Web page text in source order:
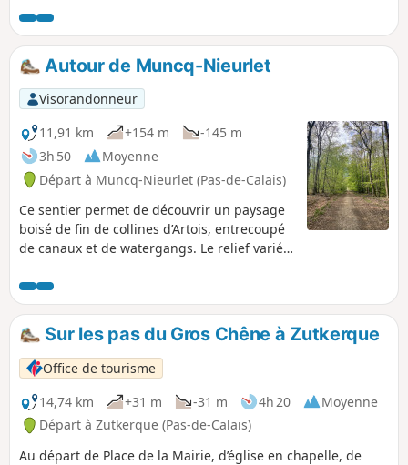
Flandre et de l’Artois. Puis, laissez-vous hanter par le
fantôme de l’Aa qui rode le long des chemins d’eau…
Autour de Muncq-Nieurlet
Visorandonneur
11,91 km
+154 m
-145 m
3h 50
Moyenne
Départ à Muncq-Nieurlet (Pas-de-Calais)
Ce sentier permet de découvrir un paysage
boisé de fin de collines d’Artois, entrecoupé
de canaux et de watergangs. Le relief varié
balade avec vue imprenable.
Sur les pas du Gros Chêne à Zutkerque
Office de tourisme
14,74 km
+31 m -31 m 4h 20
Moyenne
Départ à Zutkerque (Pas-de-Calais)
Au départ de Place de la Mairie, d’église en chapelle, de